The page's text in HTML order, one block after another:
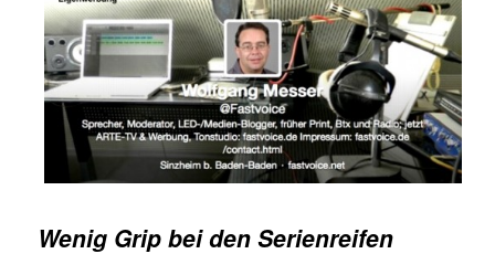
Wenig Grip bei den Serienreifen